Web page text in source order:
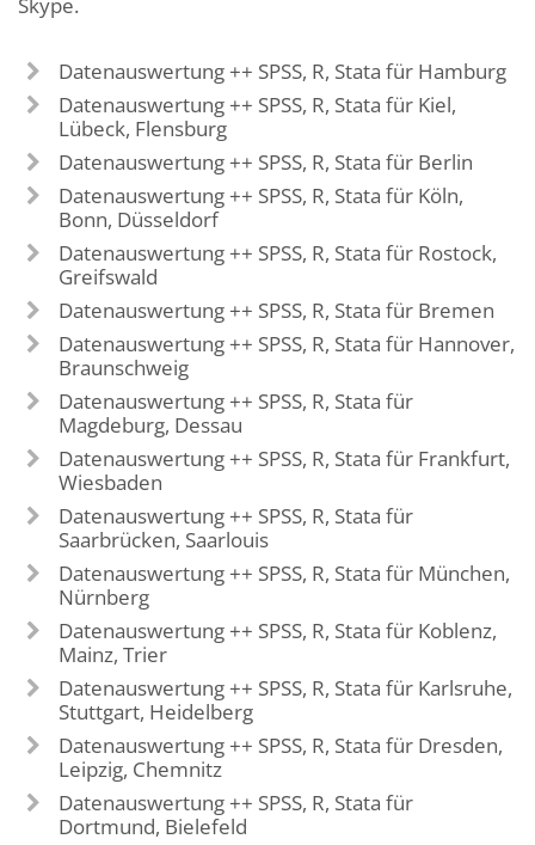
Skype.
Datenauswertung ++ SPSS, R, Stata für Hamburg
Datenauswertung ++ SPSS, R, Stata für Kiel,
Lübeck, Flensburg
Datenauswertung ++ SPSS, R, Stata für Berlin
Datenauswertung ++ SPSS, R, Stata für Köln,
Bonn, Düsseldorf
Datenauswertung ++ SPSS, R, Stata für Rostock,
Greifswald
Datenauswertung ++ SPSS, R, Stata für Bremen
Datenauswertung ++ SPSS, R, Stata für Hannover,
Braunschweig
Datenauswertung ++ SPSS, R, Stata für
Magdeburg, Dessau
Datenauswertung ++ SPSS, R, Stata für Frankfurt,
Wiesbaden
Datenauswertung ++ SPSS, R, Stata für
Saarbrücken, Saarlouis
Datenauswertung ++ SPSS, R, Stata für München,
Nürnberg
Datenauswertung ++ SPSS, R, Stata für Koblenz,
Mainz, Trier
Datenauswertung ++ SPSS, R, Stata für Karlsruhe,
Stuttgart, Heidelberg
Datenauswertung ++ SPSS, R, Stata für Dresden,
Leipzig, Chemnitz
Datenauswertung ++ SPSS, R, Stata für
Dortmund, Bielefeld